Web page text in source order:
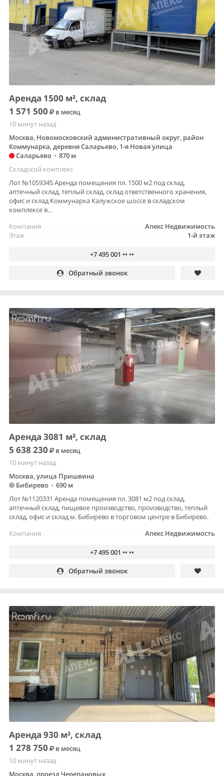
Аренда 1500 м², склад
1 571 500
в месяц
10 минут назад
Москва, Новомосковский административный округ, район
Коммунарка, деревня Саларьево, 1-я Новая улица
Саларьево • 870 м
Складской комплекс
Лот №1059345 Аренда помещения пл. 1500 м2 под склад,
аптечный склад, теплый склад, склад ответственного хранения,
офис и склад Коммунарка Калужское шоссе в складском
комплексе в...
Апекс Недвижимость
Компания
1-й этаж
Этаж
+7 495 001 •• ••
Обратный звонок
Аренда 3081 м², склад
5 638 230
в месяц
10 минут назад
Москва, улица Пришвина
Бибирево • 690 м
Лот №1120331 Аренда помещения пл. 3081 м2 под склад,
аптечный склад, пищевое производство, производство, теплый
склад, офис и склад м. Бибирево в торговом центре в Бибирево.
Апекс Недвижимость
Компания
+7 495 001 •• ••
Обратный звонок
Аренда 930 м², склад
1 278 750
в месяц
10 минут назад
Москва, проезд Черепановых